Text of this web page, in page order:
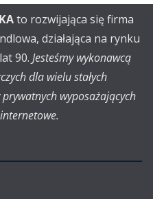
to rozwijająca się firma
działająca na rynku
90. Jesteśmy wykonawcą
dla wielu stałych
wyposażających